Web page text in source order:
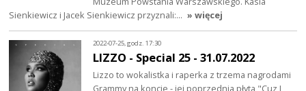
Sienkiewicz i Jacek Sienkiewicz przyznali:… » więcej
2022-07-25, godz. 17:30
LIZZO - Special 25 - 31.07.2022
Lizzo to wokalistka i raperka z trzema nagrodami
Grammy na koncie - jej poprzednia płyta "Cuz I